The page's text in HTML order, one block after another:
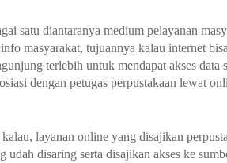
satu diantaranya medium pelayanan
masyarakat, tujuannya kalau internet
terlebih untuk mendapat akses
dengan petugas perpustakaan lewat
layanan online yang disajikan
udah disaring serta disajikan akses ke